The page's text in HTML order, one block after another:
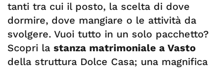
tanti tra cui il posto, la scelta di dove
dormire, dove mangiare o le attività da
svolgere. Vuoi tutto in un solo pacchetto?
Scopri la stanza matrimoniale a Vasto
della struttura Dolce Casa; una magnifica